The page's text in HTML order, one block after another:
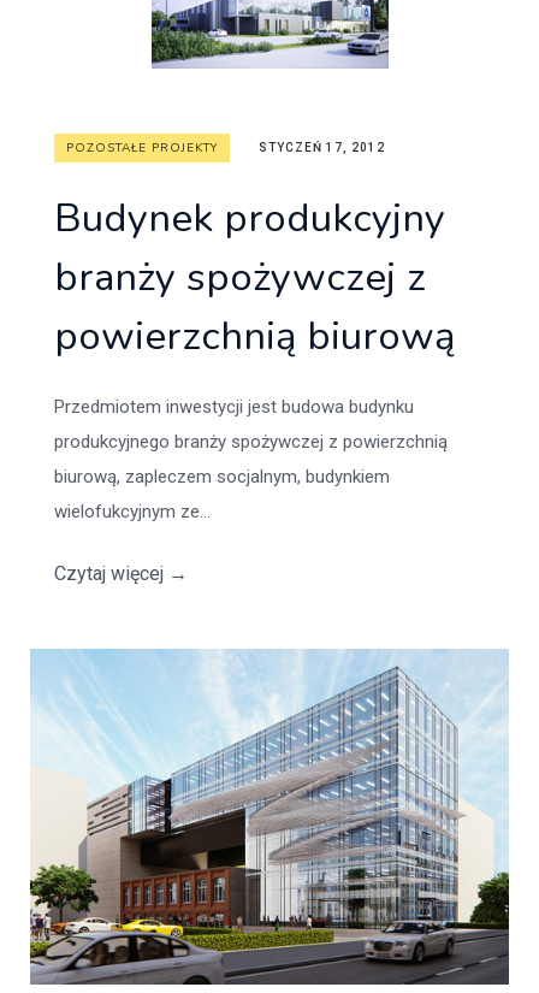
POZOSTAŁE PROJEKTY STYCZEŃ 17, 2012
Budynek produkcyjny
branży spożywczej z
powierzchnią biurową
Przedmiotem inwestycji jest budowa budynku
produkcyjnego branży spożywczej z powierzchnią
biurową, zapleczem socjalnym, budynkiem
wielofukcyjnym ze...
Czytaj więcej →